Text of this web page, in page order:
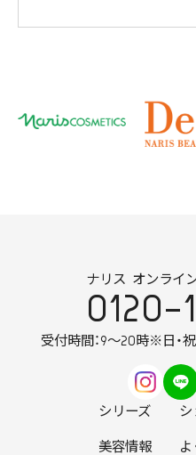
ナリス オンライ
0120-
受付時間：9～20時※日・
シリーズ シ
美容情報 よ